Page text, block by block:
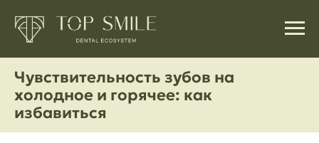
Чувствительность зубов на
холодное и горячее: как
избавиться